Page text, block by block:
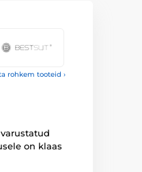
rohkem tooteid ›
on klaas